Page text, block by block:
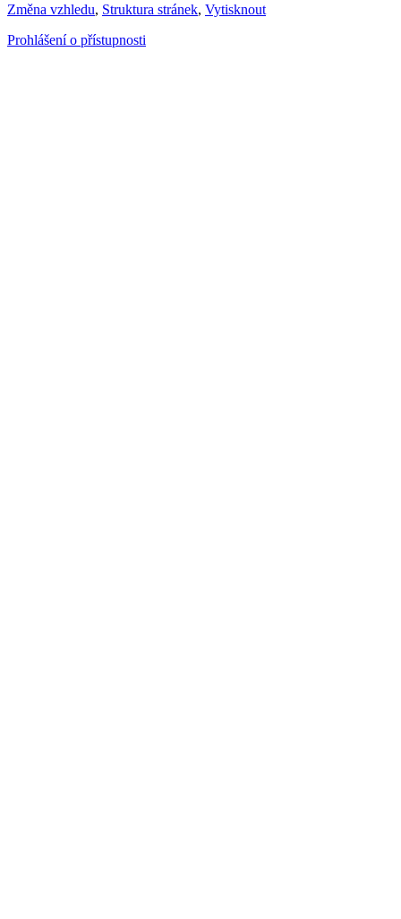
Změna vzhledu, Struktura stránek, Vytisknout
Prohlášení o přístupnosti